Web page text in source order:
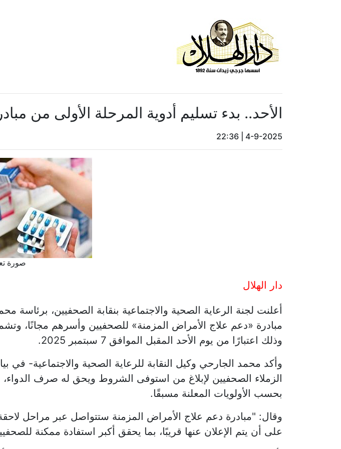
الأحد.. بدء تسليم أدوية المرحلة الأولى من
4-9-2025
22:36
صورة
دار الهلال
أعلنت لجنة الرعاية الصحية والاجتماعية بنقابة الصحفيين، برئاسة
مبادرة «دعم علاج الأمراض المزمنة» للصحفيين وأسرهم مجانًا،
وذلك اعتبارًا من يوم الأحد المقبل الموافق 7 سبتمبر 2025.
وأكد محمد الجارحي وكيل النقابة للرعاية الصحية والاجتماعية- في
الزملاء الصحفيين لإبلاغ من استوفى الشروط ويحق له صرف
بحسب الأولويات المعلنة مسبقًا.
وقال: "مبادرة دعم علاج الأمراض المزمنة ستتواصل عبر مراحل
على أن يتم الإعلان عنها قريبًا، بما يحقق أكبر استفادة ممكنة